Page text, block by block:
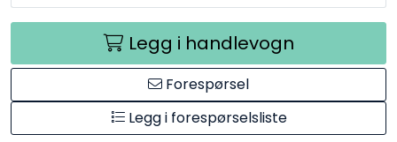
Legg i handlevogn
Forespørsel
Legg i forespørselsliste